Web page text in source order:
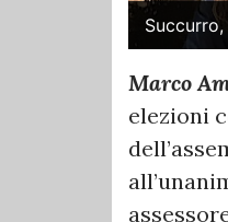
Marco
elezioni